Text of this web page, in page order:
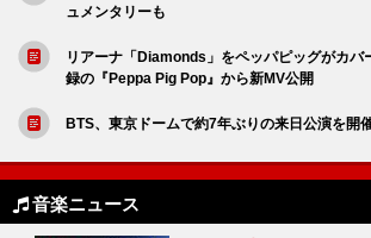
ュメンタリーも
リアーナ「Diamonds」をペッパピッグがカバ
録の『Peppa Pig Pop』から新MV公開
BTS、東京ドームで約7年ぶりの来日公演を開
音楽ニュース